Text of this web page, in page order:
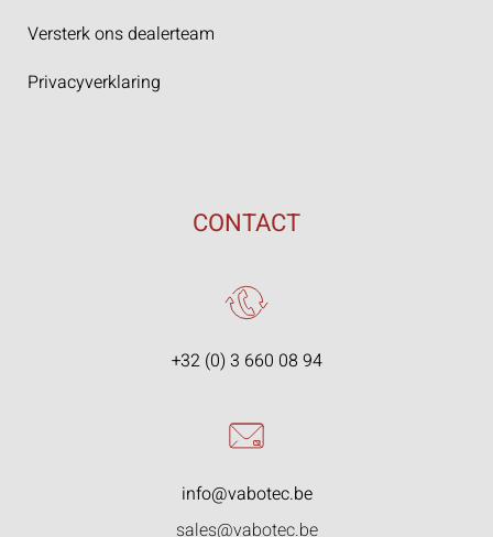
Versterk ons dealerteam
Privacyverklaring
CONTACT
+32 (0) 3 660 08 94
info@vabotec.be
sales@vabotec.be